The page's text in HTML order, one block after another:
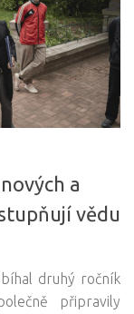
a
vědu
druhý ročník
připravily